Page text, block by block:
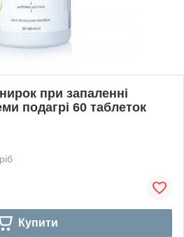
при запаленні
подагрі 60 таблеток
Купити